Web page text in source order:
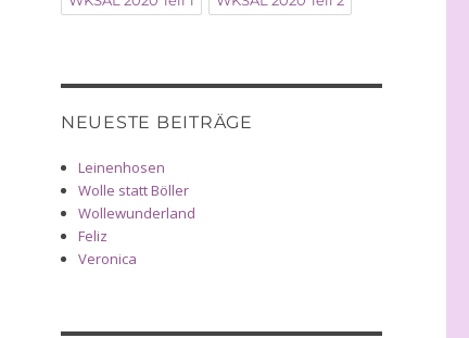
NEUESTE BEITRÄGE
Leinenhosen
Wolle statt Böller
Wollewunderland
Feliz
Veronica